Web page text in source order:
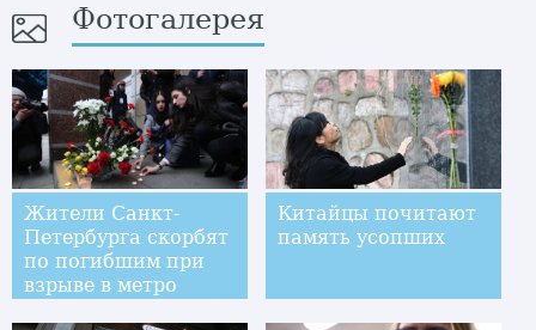
Фотогалерея
Жители Санкт-
Петербурга скорбят
по погибшим при
взрыве в метро
Китайцы почитают
память усопших